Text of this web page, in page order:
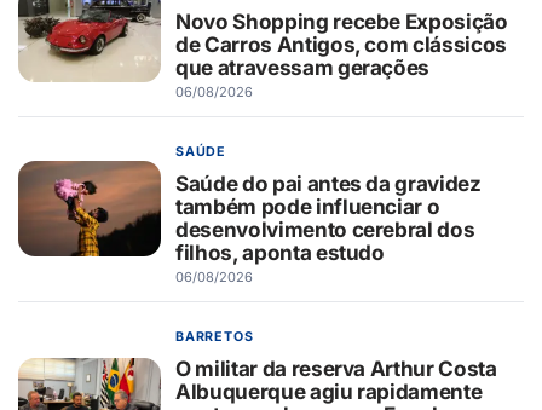
Novo Shopping recebe Exposição
de Carros Antigos, com clássicos
que atravessam gerações
06/08/2026
SAÚDE
Saúde do pai antes da gravidez
também pode influenciar o
desenvolvimento cerebral dos
filhos, aponta estudo
06/08/2026
BARRETOS
O militar da reserva Arthur Costa
Albuquerque agiu rapidamente